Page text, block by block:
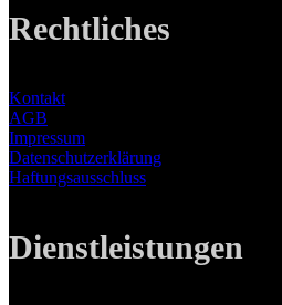
Rechtliches
Kontakt
AGB
Impressum
Datenschutzerklärung
Haftungsausschluss
Dienstleistungen